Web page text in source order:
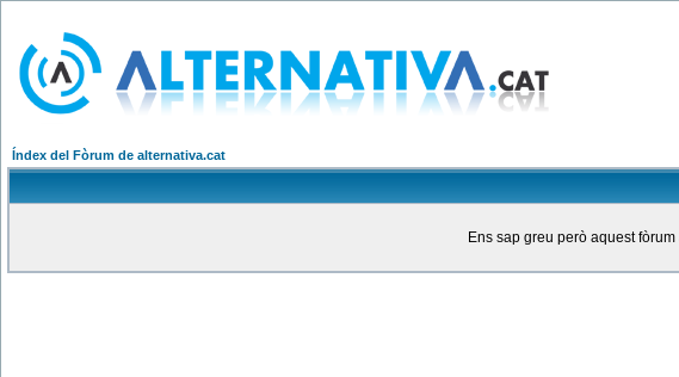
Índex del Fòrum de alternativa.cat
Ens sap greu però aquest